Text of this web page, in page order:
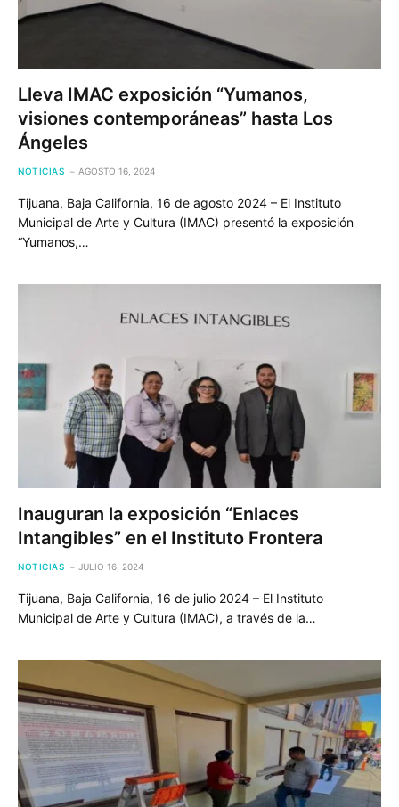
Lleva IMAC exposición “Yumanos,
visiones contemporáneas” hasta Los
Ángeles
NOTICIAS AGOSTO 16, 2024
Tijuana, Baja California, 16 de agosto 2024 – El Instituto
Municipal de Arte y Cultura (IMAC) presentó la exposición
“Yumanos,…
Inauguran la exposición “Enlaces
Intangibles” en el Instituto Frontera
NOTICIAS JULIO 16, 2024
Tijuana, Baja California, 16 de julio 2024 – El Instituto
Municipal de Arte y Cultura (IMAC), a través de la…